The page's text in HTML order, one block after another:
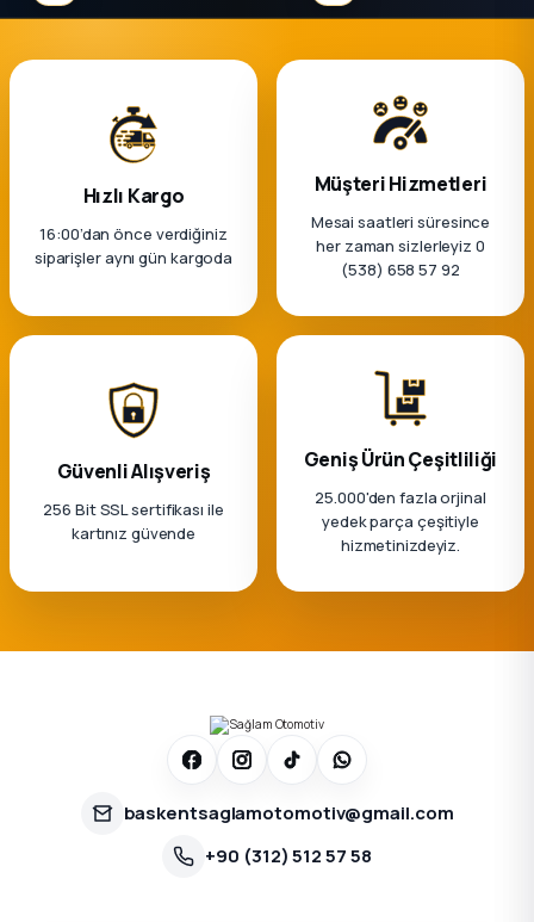
Hızlı Kargo
16:00’dan önce verdiğiniz
siparişler aynı gün kargoda
Müşteri Hizmetleri
Mesai saatleri süresince
her zaman sizlerleyiz 0
(538) 658 57 92
Güvenli Alışveriş
256 Bit SSL sertifikası ile
kartınız güvende
Geniş Ürün Çeşitliliği
25.000'den fazla orjinal
yedek parça çeşitiyle
hizmetinizdeyiz.
baskentsaglamotomotiv@gmail.com
+90 (312) 512 57 58